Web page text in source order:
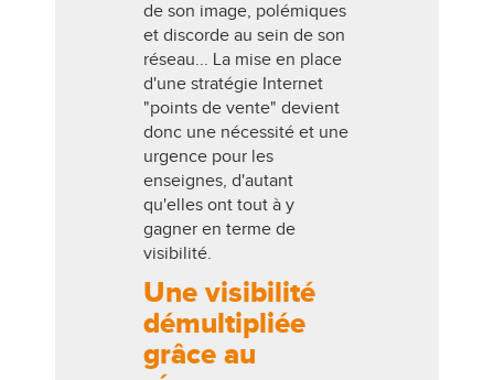
de son image, polémiques
et discorde au sein de son
réseau... La mise en place
d'une stratégie Internet
"points de vente" devient
donc une nécessité et une
urgence pour les
enseignes, d'autant
qu'elles ont tout à y
gagner en terme de
visibilité.
Une visibilité
démultipliée
grâce au